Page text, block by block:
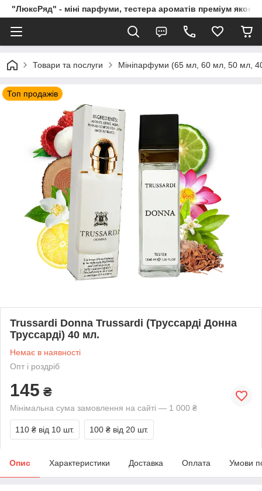
"ЛюксРяд" - міні парфуми, тестера ароматів преміум
Товари та послуги Мініпарфуми (65 мл, 60 мл, 50 мл,
Топ продажів
Trussardi Donna Trussardi (Труссарді Донна
Труссарді) 40 мл.
Немає в наявності
Опт і роздріб
145 ₴
Мінімальна сума замовлення на сайті — 1 000 ₴
110 ₴ від 10 шт. 100 ₴ від 20 шт.
Опис Характеристики Доставка Оплата Умови